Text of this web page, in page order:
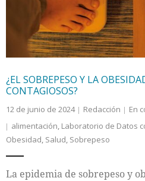
¿EL SOBREPESO Y LA
CONTAGIOSOS?
12 de junio de 2024 Redacción
En
alimentación, Laboratorio de Datos
Obesidad, Salud, Sobrepeso
La epidemia de sobrepeso y